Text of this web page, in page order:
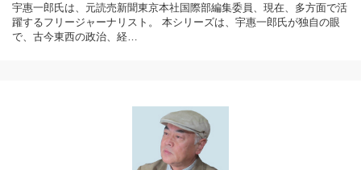
宇惠一郎氏は、元読売新聞東京本社国際部編集委員、現在、多方面で活
躍するフリージャーナリスト。 本シリーズは、宇惠一郎氏が独自の眼
で、古今東西の政治、経…